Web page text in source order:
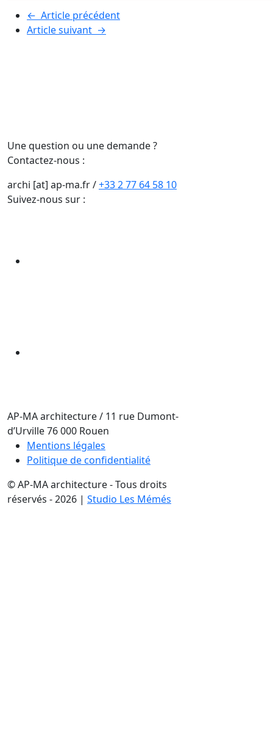
← Article précédent
Article suivant →
Une question ou une demande ?
Contactez-nous :
archi [at] ap-ma.fr/+33 2 77 64 58 10
Suivez-nous sur :
AP-MA architecture/ 11 rue Dumont-
d’Urville76 000 Rouen
Mentions légales
Politique de confidentialité
© AP-MA architecture - Tous droits
réservés - 2026 | Studio Les Mémés